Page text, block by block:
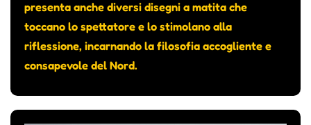
presenta anche diversi disegni a matita che
toccano lo spettatore e lo stimolano alla
riflessione, incarnando la filosofia accogliente e
consapevole del Nord.